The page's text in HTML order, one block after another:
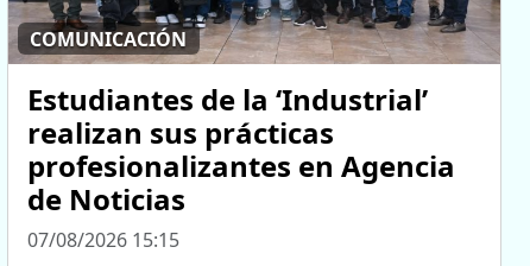
COMUNICACIÓN
Estudiantes de la ‘Industrial’
realizan sus prácticas
profesionalizantes en Agencia
de Noticias
07/08/2026 15:15